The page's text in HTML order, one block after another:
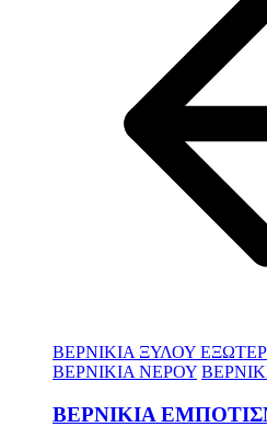
ΒΕΡΝΙΚΙΑ ΞΥΛΟΥ
ΒΕΡΝΙΚΙΑ ΝΕΡΟΥ
ΒΕΡΝΙΚΙΑ